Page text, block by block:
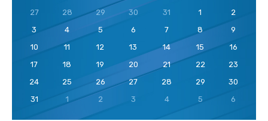
27 28 29 30 31 1
2
3
4 5 6 7 8
9
10
11 12 13 14 15
16
17
18 19 20 21 22
23
24
25 26 27 28 29
30
31
1 2 3 4 5 6